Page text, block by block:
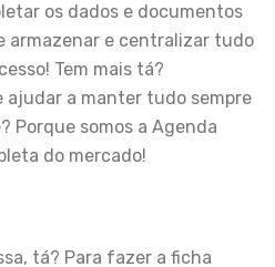
os dados e documentos
armazenar e centralizar tudo
Tem mais tá?
ajudar a manter tudo sempre
Porque somos a Agenda
do mercado!
tá? Para fazer a ficha